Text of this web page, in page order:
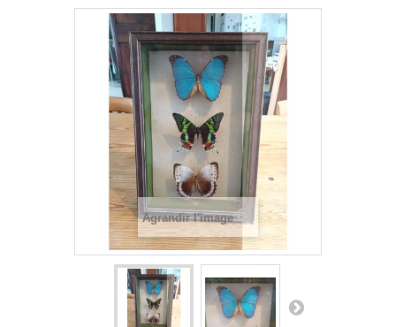
Agrandir l'image